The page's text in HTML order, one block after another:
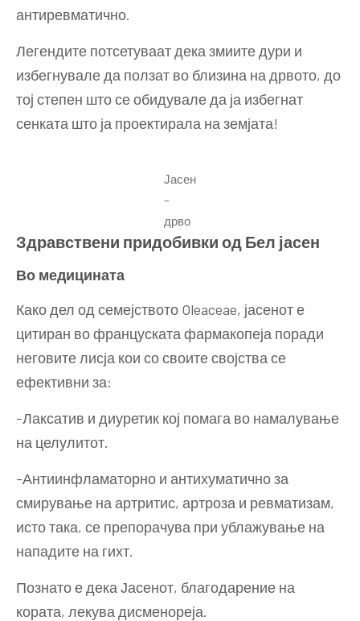
антиревматично.
Легендите потсетуваат дека змиите дури и
избегнувале да ползат во близина на дрвото, до
тој степен што се обидувале да ја избегнат
сенката што ја проектирала на земјата!
Јасен
–
дрво
Здравствени придобивки од Бел јасен
Во медицината
Како дел од семејството Oleaceae, јасенот е
цитиран во француската фармакопеја поради
неговите лисја кои со своите својства се
ефективни за:
-Лаксатив и диуретик кој помага во намалување
на целулитот.
-Антиинфламаторно и антихуматично за
смирување на артритис, артроза и ревматизам,
исто така, се препорачува при ублажување на
нападите на гихт.
Познато е дека Јасенот, благодарение на
кората, лекува дисменореја.